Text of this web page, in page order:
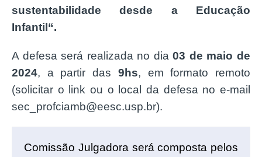
sustentabilidade desde a Educação
Infantil “.
A defesa será realizada no dia03 de maio de
2024, a partir das 9 hs, em formato remoto
(solicitar o link ou o local da defesa no e-mail
sec_profciamb@eesc.usp.br).
Comissão Julgadora será composta pelos